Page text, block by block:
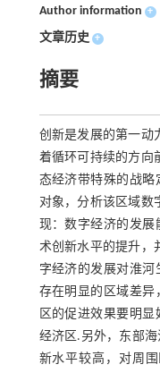
Author information +
文章历史 +
摘要
创新是发展的第一动
着循环可持续的方向
态经济带特殊的战
对象，分析该区域数
现：数字经济的发展
术创新水平的提升，
字经济的发展对淮
存在明显的区域差异
区的促进效果要明
经济区.另外，东部
新水平较高，对周